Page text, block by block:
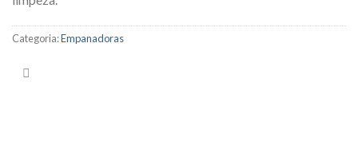
Categoria:Empanadoras